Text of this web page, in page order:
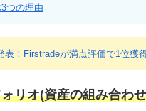
つの理由
表！Firstradeが満点評価で1位獲
リオ(資産の組み合わ